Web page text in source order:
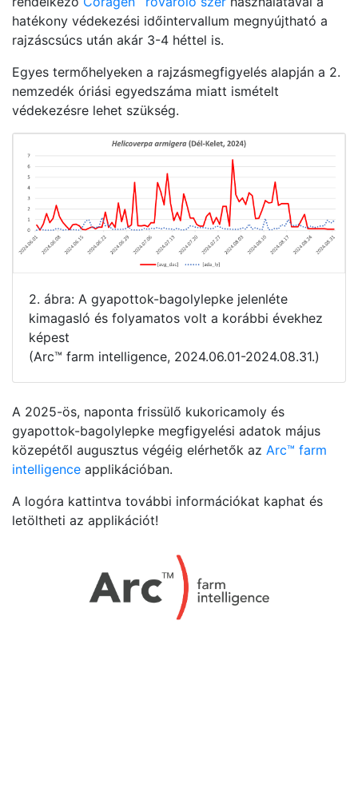
hatékony védekezési időintervallum megnyújtható a
rajzáscsúcs után akár 3-4 héttel is.
Egyes termőhelyeken a rajzásmegfigyelés alapján a 2.
nemzedék óriási egyedszáma miatt ismételt
védekezésre lehet szükség.
2. ábra: A gyapottok-bagolylepke jelenléte
kimagasló és folyamatos volt a korábbi évekhez
képest
(Arc™ farm intelligence, 2024.06.01-2024.08.31.)
A 2025-ös, naponta frissülő kukoricamoly és
gyapottok-bagolylepke megfigyelési adatok május
közepétől augusztus végéig elérhetők az Arc™ farm
intelligence applikációban.
A logóra kattintva további információkat kaphat és
letöltheti az applikációt!